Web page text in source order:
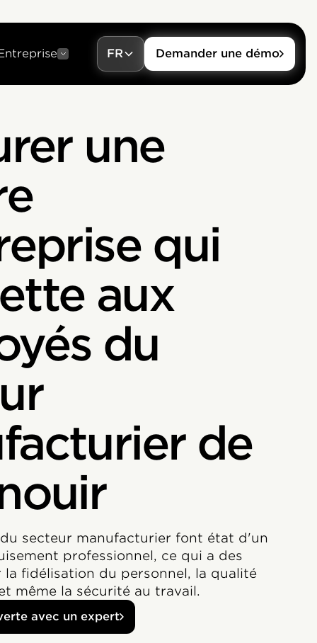
FR Demander une démo
une
qui
aux
du
de
du secteur manufacturier font état d'un
professionnel, ce qui a des
la fidélisation du personnel, la qualité
même la sécurité au travail.
avec un expert